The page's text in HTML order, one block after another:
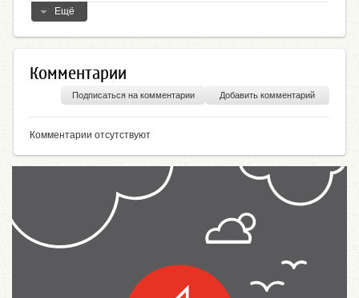
Ещё
Комментарии
Добавить комментарий
Подписаться на комментарии
Комментарии отсутствуют